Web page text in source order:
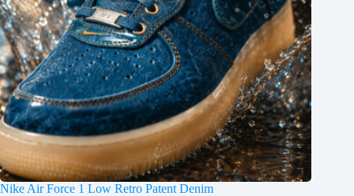
Nike Air Force 1 Low Retro Patent Denim